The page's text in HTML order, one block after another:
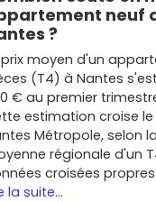
neuf
?
prix moyen d'un
(T4) à Nantes
€ au premier
estimation croise le
Métropole, selon
régionale d'un
croisées
la suite...